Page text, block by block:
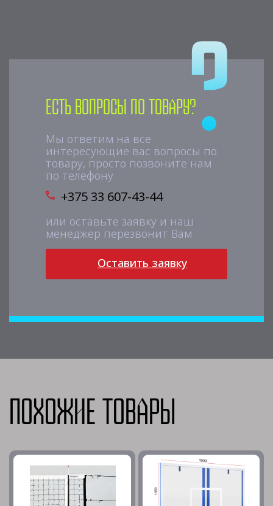
Есть вопросы по товару?
Мы ответим на все
интересующие вас вопросы по
товару, просто позвоните нам
по телефону
+375 33 607-43-44
или оставьте заявку и наш
менеджер перезвонит Вам
Оставить заявку
Похожие товары